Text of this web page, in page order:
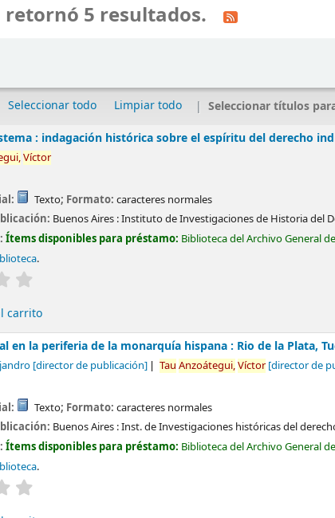
retornó 5 resultados.
Seleccionar todo Limpiar todo Seleccionar títulos
: indagación histórica sobre el espíritu del derecho
Víctor
Texto; Formato: caracteres normales
Buenos Aires :Instituto de Investigaciones de Historia del
Ítems disponibles para préstamo: Biblioteca del Archivo General
.
carrito
en la periferia de la monarquía hispana : Rio de la Plata,
[director de publicación] Tau Anzoátegui,Víctor[director de
Texto; Formato: caracteres normales
Buenos Aires :Inst. de Investigaciones históricas del
Ítems disponibles para préstamo: Biblioteca del Archivo General
.